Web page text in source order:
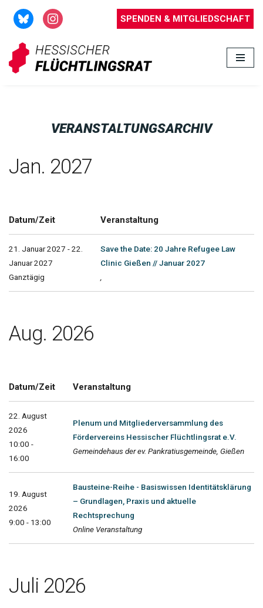
Zum
Inhalt
springen
SPENDEN & MITGLIEDSCHAFT
VERANSTALTUNGSARCHIV
Jan. 2027
Datum/Zeit Veranstaltung
21. Januar 2027 - 22.
Januar 2027
Ganztägig
Save the Date: 20 Jahre Refugee Law
Clinic Gießen // Januar 2027
Aug. 2026
Datum/Zeit Veranstaltung
22. August
2026
10:00 -
16:00
Plenum und Mitgliederversammlung des
Fördervereins Hessischer Flüchtlingsrat e.V.
Gemeindehaus der ev. Pankratiusgemeinde, Gießen
19. August
2026
9:00 - 13:00
Bausteine-Reihe - Basiswissen Identitätsklärung
– Grundlagen, Praxis und aktuelle
Rechtsprechung
Online Veranstaltung
Juli 2026